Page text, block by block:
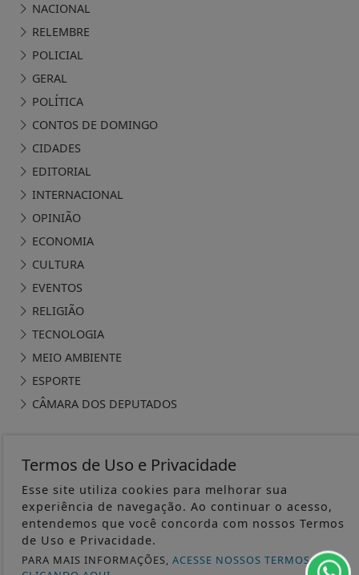
NACIONAL
RELEMBRE
POLICIAL
GERAL
POLÍTICA
CONTOS DE DOMINGO
CIDADES
EDITORIAL
INTERNACIONAL
OPINIÃO
ECONOMIA
CULTURA
EVENTOS
RELIGIÃO
TECNOLOGIA
MEIO AMBIENTE
ESPORTE
CÂMARA DOS DEPUTADOS
ÁGUA PRETA 24H - TODOS OS DIREITOS RESERVADOS
TERMOS DE USO E PRIVACIDADE
Termos de Uso e Privacidade
Esse site utiliza cookies para melhorar sua
experiência de navegação. Ao continuar o acesso,
entendemos que você concorda com nossos Termos
de Uso e Privacidade.
PARA MAIS INFORMAÇÕES, ACESSE NOSSOS TERMOS